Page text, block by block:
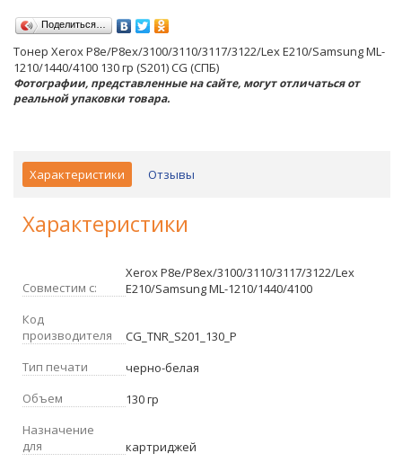
Поделиться…
Тонер Xerox P8e/P8ex/3100/3110/3117/3122/Lex E210/Samsung ML-
1210/1440/4100 130 гр (S201) CG (СПБ)
Фотографии, представленные на сайте, могут отличаться от
реальной упаковки товара.
Характеристики Отзывы
Характеристики
Совместим с:
Xerox P8e/P8ex/3100/3110/3117/3122/Lex
E210/Samsung ML-1210/1440/4100
Код
производителя
CG_TNR_S201_130_P
Тип печати
черно-белая
Объем
130 гр
Назначение
для
картриджей